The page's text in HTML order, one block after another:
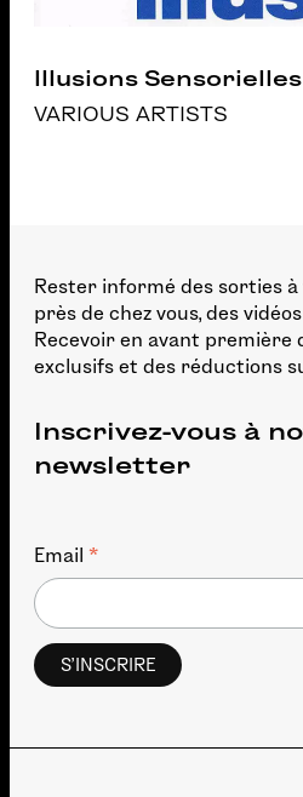
Illusions Sensorielles
VARIOUS ARTISTS
Rester informé des sorties
près de chez vous, des
Recevoir en avant première
exclusifs et des réductions
Inscrivez-vous à
newsletter
Email *